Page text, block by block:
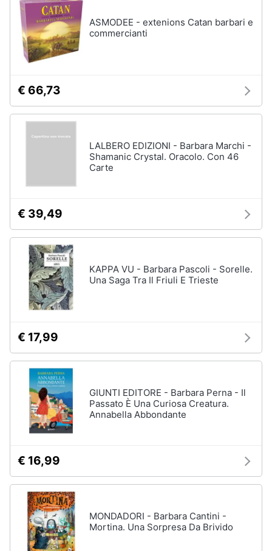
ASMODEE - extenions Catan barbari e
commercianti
€ 66,73
LALBERO EDIZIONI - Barbara Marchi -
Shamanic Crystal. Oracolo. Con 46
Carte
€ 39,49
KAPPA VU - Barbara Pascoli - Sorelle.
Una Saga Tra Il Friuli E Trieste
€ 17,99
GIUNTI EDITORE - Barbara Perna - Il
Passato È Una Curiosa Creatura.
Annabella Abbondante
€ 16,99
MONDADORI - Barbara Cantini -
Mortina. Una Sorpresa Da Brivido